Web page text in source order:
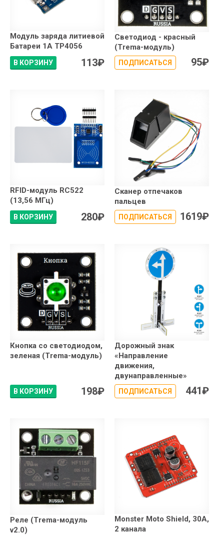
Модуль заряда литиевой
Батареи 1А TP4056
В КОРЗИНУ 113₽
Светодиод - красный
(Trema-модуль)
ПОДПИСАТЬСЯ 95₽
RFID-модуль RC522
(13,56 МГц)
В КОРЗИНУ 280₽
Сканер отпечаков
пальцев
ПОДПИСАТЬСЯ 1619₽
Кнопка со светодиодом,
зеленая (Trema-модуль)
В КОРЗИНУ 198₽
Дорожный знак
«Направление
движения,
двунаправленные»
ПОДПИСАТЬСЯ 441₽
Реле (Trema-модуль
v2.0)
Monster Moto Shield, 30A,
2 канала